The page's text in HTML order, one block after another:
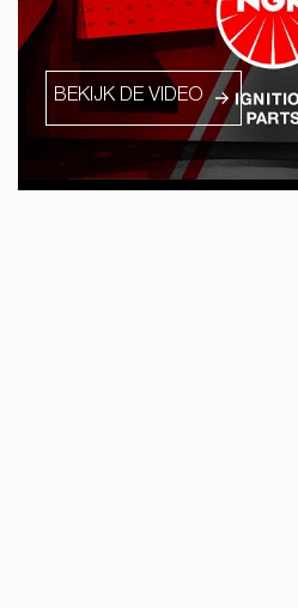
BEKIJK DE VIDEO